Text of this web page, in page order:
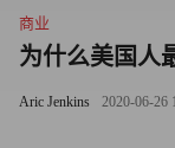
商业
为什么美国人
Aric Jenkins 2020-06-26